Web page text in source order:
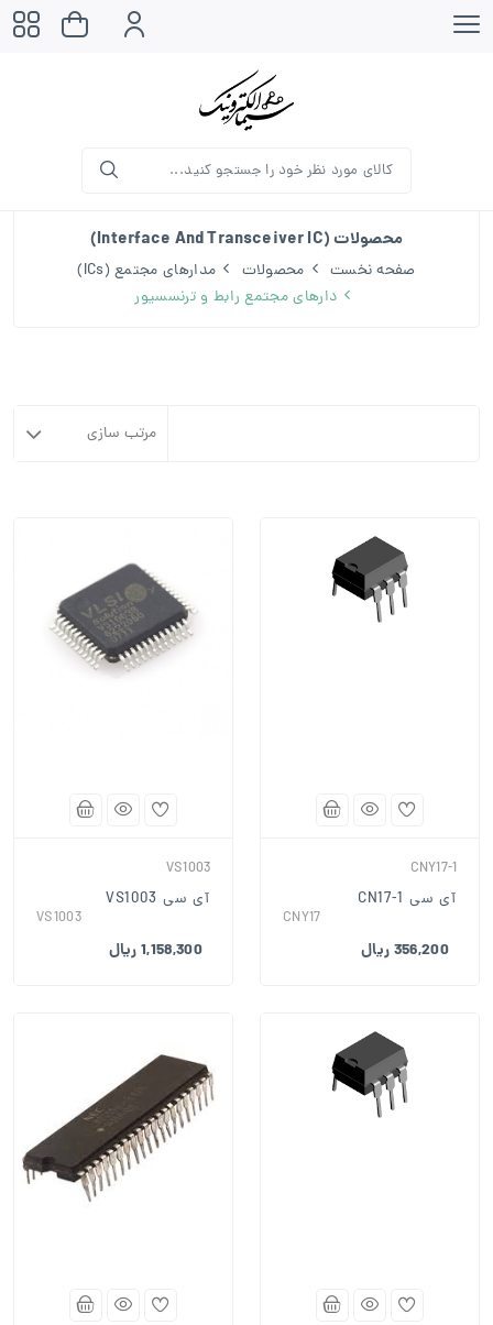
محصولات (Interface And Transceiver IC)
صفحه نخست محصولات
مدارهای مجتمع (ICs)
دارهای مجتمع رابط و ترنسسیور
CNY17-1
آی سی CN17-1
CNY17
356,200 ریال
VS1003
آی سی VS1003
VS1003
1,158,300 ریال